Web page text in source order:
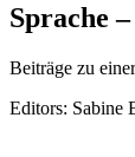
Sprache
Beiträge zu
Editors: Sabine